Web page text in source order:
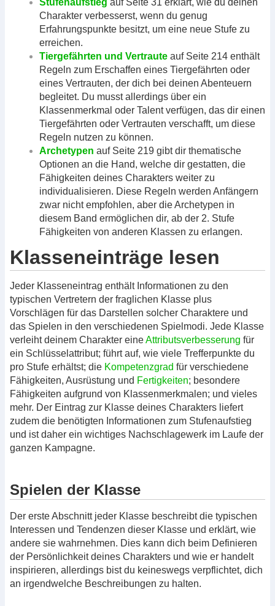
Stufenaufstieg auf Seite 31 erklärt, wie du deinen
Charakter verbesserst, wenn du genug
Erfahrungspunkte besitzt, um eine neue Stufe zu
erreichen.
Tiergefährten und Vertraute auf Seite 214 enthält
Regeln zum Erschaffen eines Tiergefährten oder
eines Vertrauten, der dich bei deinen Abenteuern
begleitet. Du musst allerdings über ein
Klassenmerkmal oder Talent verfügen, das dir einen
Tiergefährten oder Vertrauten verschafft, um diese
Regeln nutzen zu können.
Archetypen auf Seite 219 gibt dir thematische
Optionen an die Hand, welche dir gestatten, die
Fähigkeiten deines Charakters weiter zu
individualisieren. Diese Regeln werden Anfängern
zwar nicht empfohlen, aber die Archetypen in
diesem Band ermöglichen dir, ab der 2. Stufe
Fähigkeiten von anderen Klassen zu erlangen.
Klasseneinträge lesen
Jeder Klasseneintrag enthält Informationen zu den
typischen Vertretern der fraglichen Klasse plus
Vorschlägen für das Darstellen solcher Charaktere und
das Spielen in den verschiedenen Spielmodi. Jede Klasse
verleiht deinem Charakter eineAttributsverbesserung für
ein Schlüsselattribut; führt auf, wie viele Trefferpunkte du
pro Stufe erhältst; die Kompetenzgrad für verschiedene
Fähigkeiten, Ausrüstung und Fertigkeiten; besondere
Fähigkeiten aufgrund von Klassenmerkmalen; und vieles
mehr. Der Eintrag zur Klasse deines Charakters liefert
zudem die benötigten Informationen zum Stufenaufstieg
und ist daher ein wichtiges Nachschlagewerk im Laufe der
ganzen Kampagne.
Spielen der Klasse
Der erste Abschnitt jeder Klasse beschreibt die typischen
Interessen und Tendenzen dieser Klasse und erklärt, wie
andere sie wahrnehmen. Dies kann dich beim Definieren
der Persönlichkeit deines Charakters und wie er handelt
inspirieren, allerdings bist du keineswegs verpflichtet, dich
an irgendwelche Beschreibungen zu halten.